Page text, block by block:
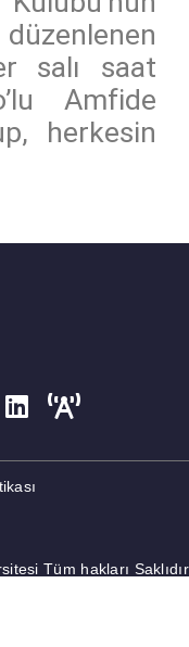
salı saat
Amfide
herkesin
Tüm hakları Saklıdır